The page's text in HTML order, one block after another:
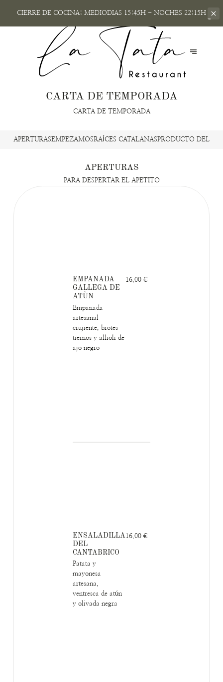
CIERRE DE COCINA; MEDIODIAS 15:45H - NOCHES 22:15H
CARTA DE TEMPORADA
CARTA DE TEMPORADA
APERTURASEMPEZAMOSRAÍCES CATALANASPRODUCTO
APERTURAS
PARA DESPERTAR EL APETITO
EMPANADA
GALLEGA DE
ATÙN
Empanada
artesanal
crujiente, brotes
tiernos y allioli de
ajo negro
16,00 €
ENSALADILLA
DEL
CANTABRICO
Patata y
mayonesa
artesana,
ventresca de atún
y olivada negra
16,00 €